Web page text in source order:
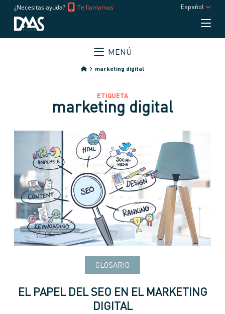
¿Necesitas ayuda? Te llamamos Español
MENÚ
marketing digital
ETIQUETA
marketing digital
GLOSARIO
EL PAPEL DEL SEO EN EL MARKETING
DIGITAL